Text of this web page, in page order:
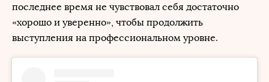
последнее время не чувствовал себя достаточно
«хорошо и уверенно», чтобы продолжить
выступления на профессиональном уровне.